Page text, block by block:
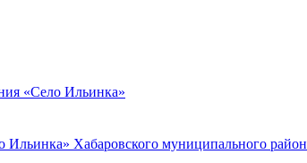
«Село Ильинка»
Ильинка» Хабаровского муниципального